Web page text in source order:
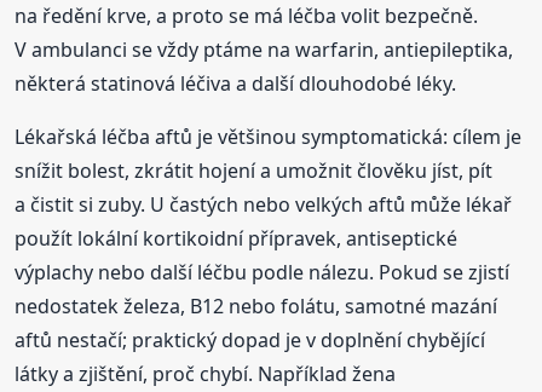
na ředění krve, a proto se má léčba volit bezpečně.
V ambulanci se vždy ptáme na warfarin, antiepileptika,
některá statinová léčiva a další dlouhodobé léky.
Lékařská léčba aftů je většinou symptomatická: cílem je
snížit bolest, zkrátit hojení a umožnit člověku jíst, pít
a čistit si zuby. U častých nebo velkých aftů může lékař
použít lokální kortikoidní přípravek, antiseptické
výplachy nebo další léčbu podle nálezu. Pokud se zjistí
nedostatek železa, B12 nebo folátu, samotné mazání
aftů nestačí; praktický dopad je v doplnění chybějící
látky a zjištění, proč chybí. Například žena